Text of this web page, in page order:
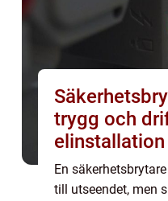
Säkerhetsbrytare
trygg och
elinstallation
En
till utseendet, men